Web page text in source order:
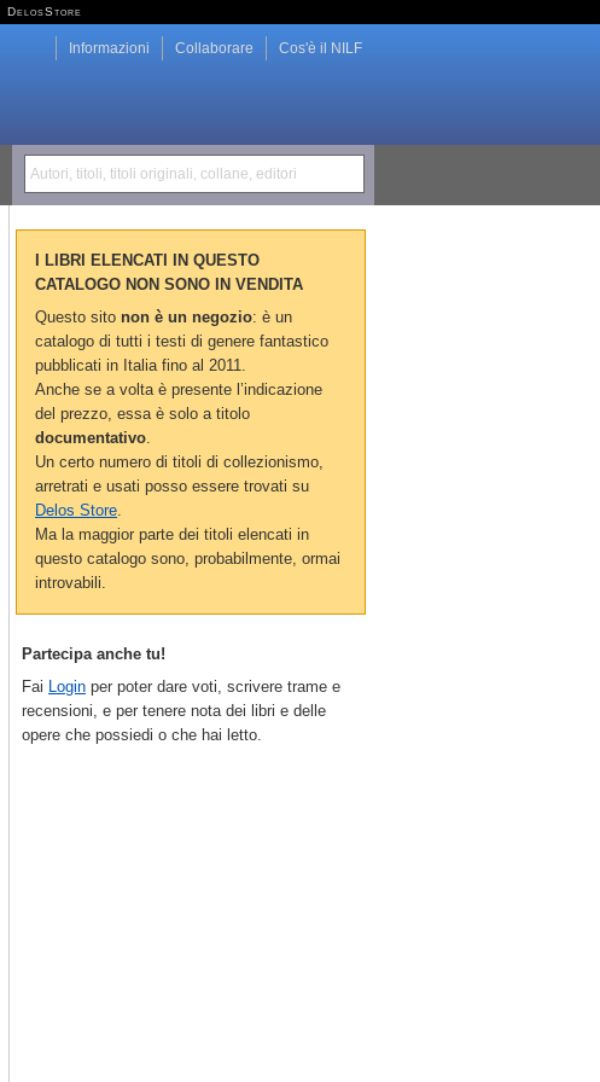
DelosStore
Autori, titoli, titoli originali, collane, editori
Cos'è il NILF
Collaborare
Informazioni
I LIBRI ELENCATI IN QUESTO
CATALOGO NON SONO IN VENDITA
Questo sito non è un negozio: è un
catalogo di tutti i testi di genere fantastico
pubblicati in Italia fino al 2011.
Anche se a volta è presente l’indicazione
del prezzo, essa è solo a titolo
documentativo
Un certo numero di titoli di collezionismo,
arretrati e usati posso essere trovati su
Delos Store
Ma la maggior parte dei titoli elencati in
questo catalogo sono, probabilmente, ormai
introvabili.
Partecipa anche tu!
Fai Login per poter dare voti, scrivere trame e
recensioni, e per tenere nota dei libri e delle
opere che possiedi o che hai letto.